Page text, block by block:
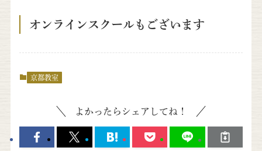
オンラインスクールもございます
京都教室
よかったらシェアしてね！